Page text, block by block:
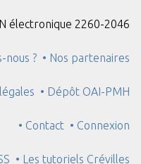
électronique 2260-2046
nous ? • Nos partenaires
• Dépôt OAI-PMH
• Contact • Connexion
• Les tutoriels Crévilles